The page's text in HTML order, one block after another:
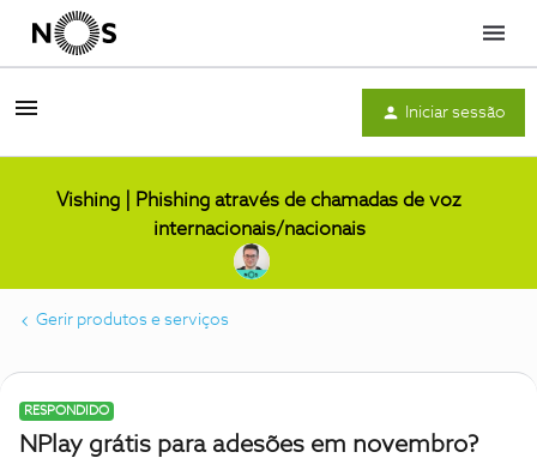
Menu
Iniciar sessão
Vishing | Phishing através de chamadas de voz
internacionais/nacionais
Gerir produtos e serviços
RESPONDIDO
NPlay grátis para adesões em novembro?